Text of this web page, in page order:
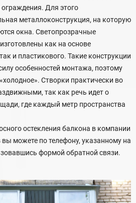
Для этого
металлоконструкция, на которую
окна. Светопрозрачные
как на основе
и пластикового. Такие конструкции
особенностей монтажа, поэтому
Створки практически во
так как речь идет о
где каждый метр пространства
остекления балкона в компании
можете по телефону, указанному на
формой обратной связи.